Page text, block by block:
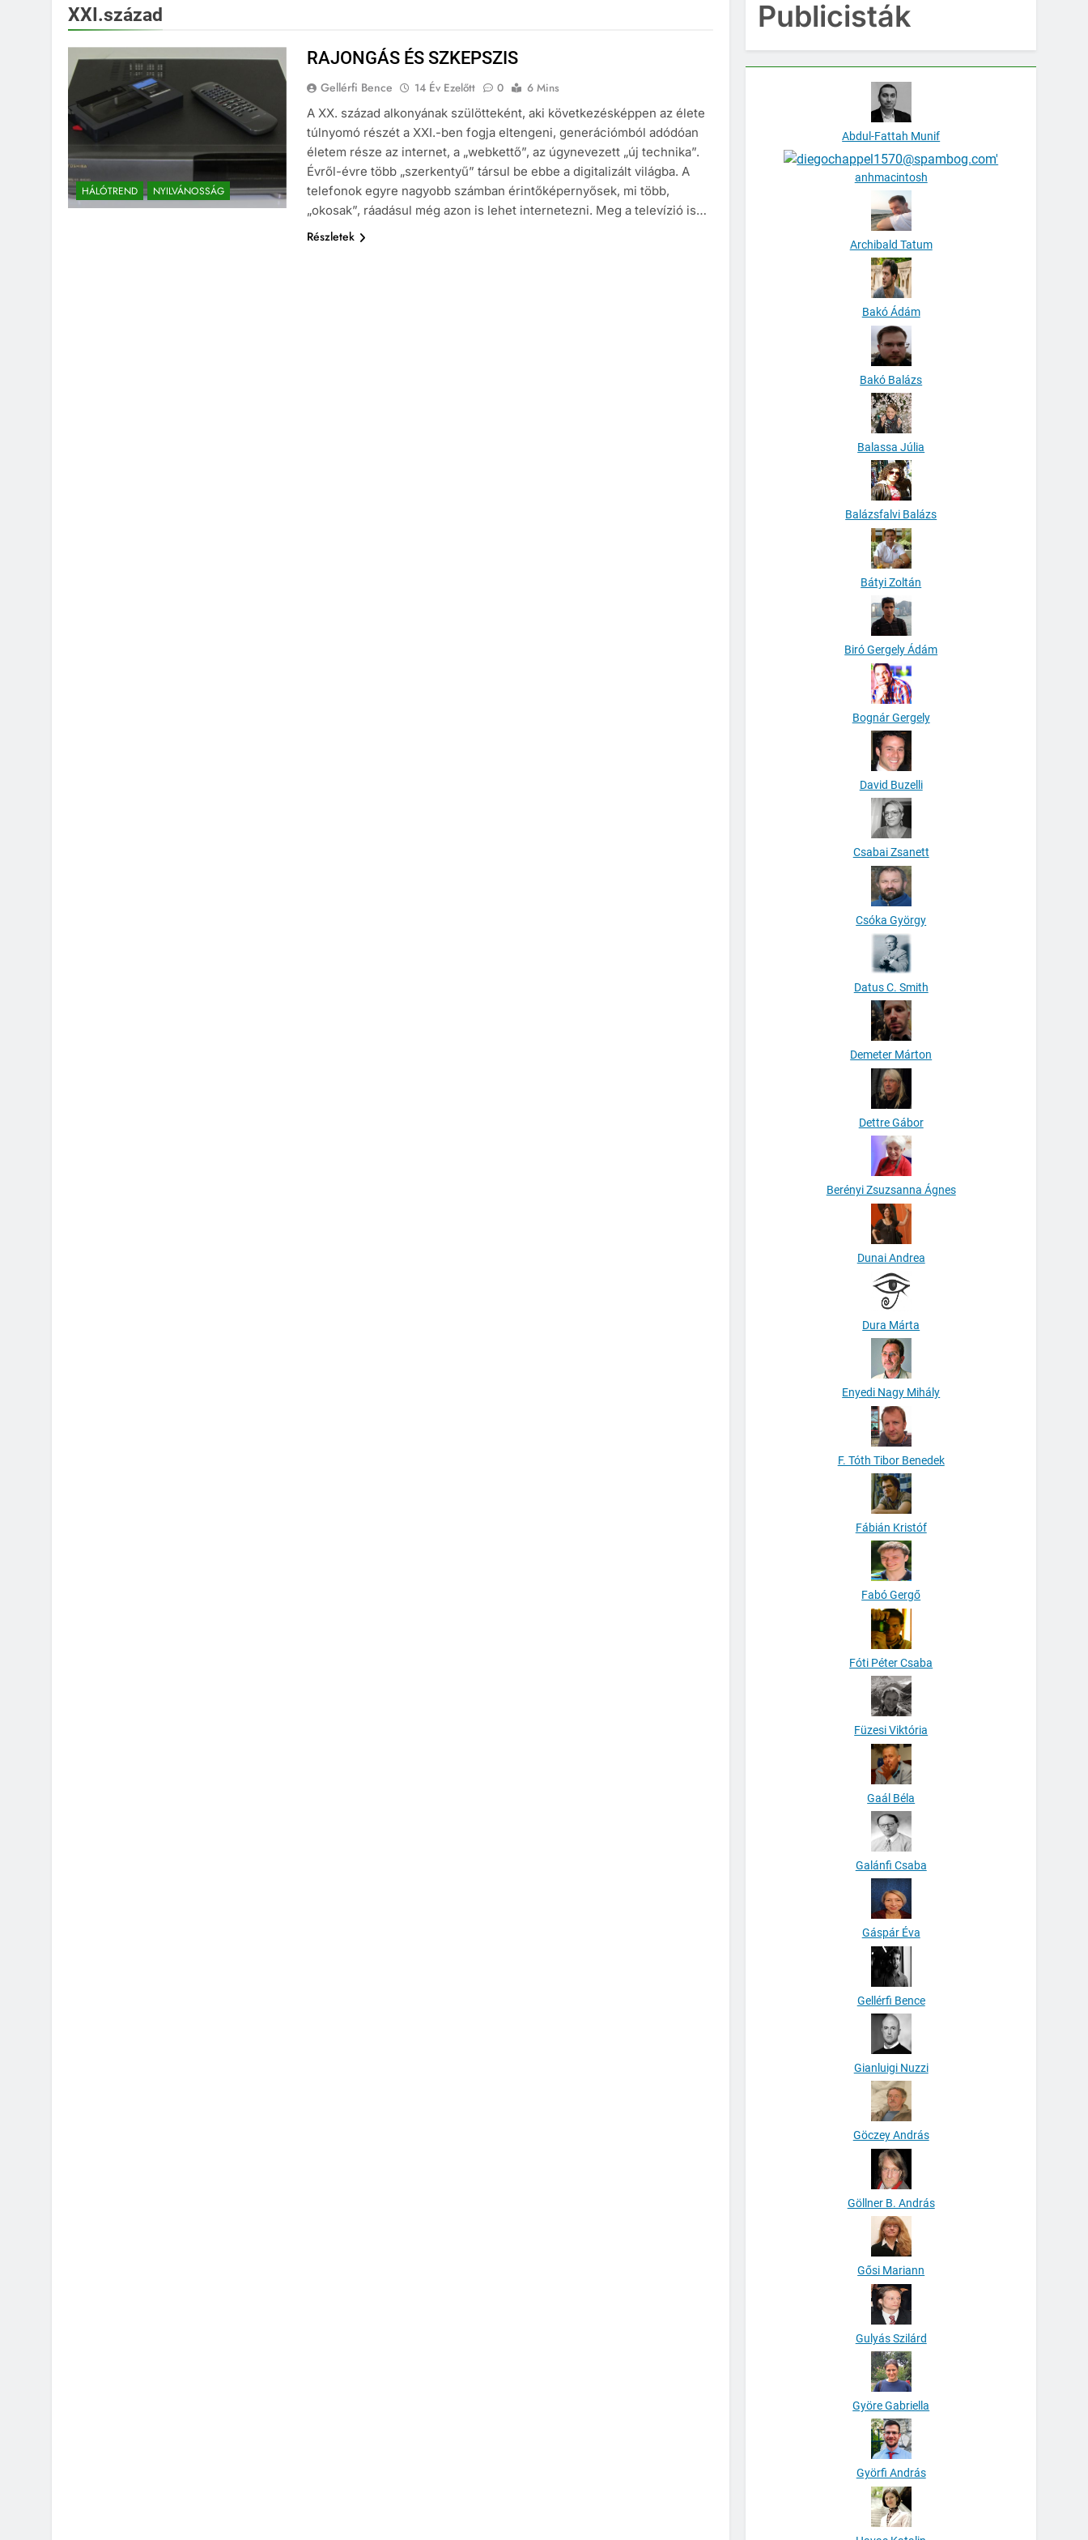
XXI.század
HÁLÓTREND NYILVÁNOSSÁG
RAJONGÁS ÉS SZKEPSZIS
Gellérfi Bence 14 Év Ezelőtt 0
6 Mins
A XX. század alkonyának szülötteként, aki következésképpen az élete
túlnyomó részét a XXI.-ben fogja eltengeni, generációmból adódóan
életem része az internet, a „webkettő”, az úgynevezett „új technika”.
Évről-évre több „szerkentyű” társul be ebbe a digitalizált világba. A
telefonok egyre nagyobb számban érintőképernyősek, mi több,
„okosak”, ráadásul még azon is lehet internetezni. Meg a televízió is…
Részletek
Publicisták
Abdul-Fattah Munif
anhmacintosh
Archibald Tatum
Bakó Ádám
Bakó Balázs
Balassa Júlia
Balázsfalvi Balázs
Bátyi Zoltán
Biró Gergely Ádám
Bognár Gergely
David Buzelli
Csabai Zsanett
Csóka György
Datus C. Smith
Demeter Márton
Dettre Gábor
Berényi Zsuzsanna Ágnes
Dunai Andrea
Dura Márta
Enyedi Nagy Mihály
F. Tóth Tibor Benedek
Fábián Kristóf
Fabó Gergő
Fóti Péter Csaba
Füzesi Viktória
Gaál Béla
Galánfi Csaba
Gáspár Éva
Gellérfi Bence
Gianluigi Nuzzi
Göczey András
Göllner B. András
Gősi Mariann
Gulyás Szilárd
Györe Gabriella
Györfi András